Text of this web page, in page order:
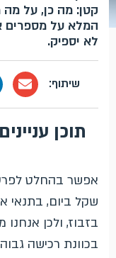
קטן: מה כן, על
המלא על מספרים
לא יספיק.
תוכן עניינים
שקל ביום, בתנאי
בזבוז, ולכן
בכוונת רכישה